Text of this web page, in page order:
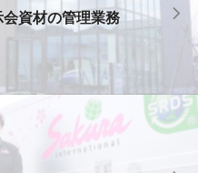
資材の管理業務